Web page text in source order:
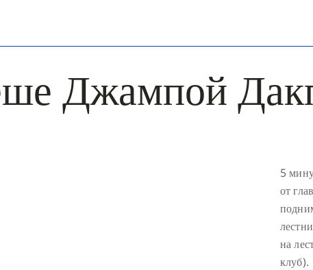
Джампой
5
от
на
клуб).